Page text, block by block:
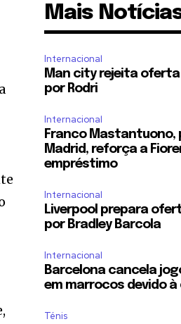
Mais
Internacional
Man city rejeita oferta
por Rodri
Internacional
Franco Mastantuono,
Madrid, reforça a
empréstimo
Internacional
Liverpool prepara
por Bradley Barcola
Internacional
Barcelona cancela
em marrocos devido
Ténis